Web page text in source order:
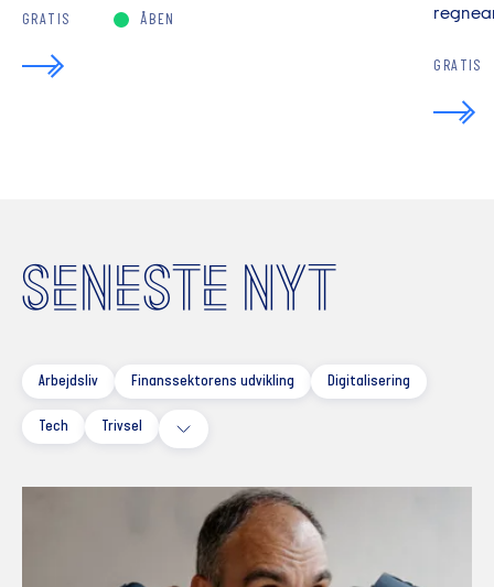
GRATIS ÅBEN
GRATIS
SENESTE NYT
Arbejdsliv Finanssektorens udvikling Digitalisering
Tech Trivsel